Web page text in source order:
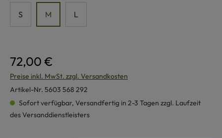
S M L
72,00 €
Preise inkl. MwSt. zzgl. Versandkosten
Artikel-Nr. 5603 568 292
Sofort verfügbar, Versandfertig in 2-3 Tagen zzgl. Laufzeit
des Versanddienstleisters